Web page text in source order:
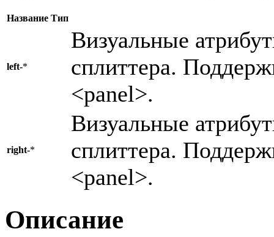
Название Тип
left-*
Визуальные
сплиттера.
<panel>.
right-*
Визуальные
сплиттера.
<panel>.
Описание